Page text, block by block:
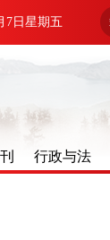
7日星期五
行政与法